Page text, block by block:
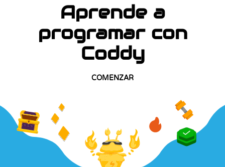
Aprende a
programar con
Coddy
COMENZAR